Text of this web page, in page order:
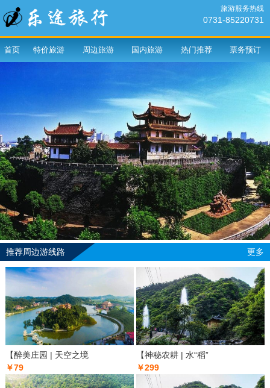
旅游服务热线
0731-85220731
首页 特价旅游 周边旅游 国内旅游 热门推荐 票务预订
推荐周边游线路 更多
【醉美庄园 | 天空之境
￥79
【神秘农耕 | 水“稻”
￥299